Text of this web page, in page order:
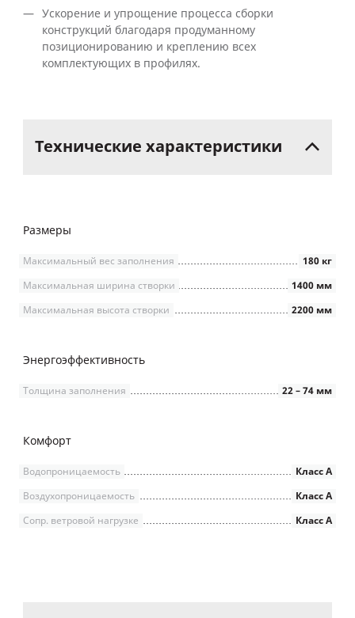
Ускорение и упрощение процесса сборки
конструкций благодаря продуманному
позиционированию и креплению всех
комплектующих в профилях.
Технические характеристики
Размеры
180 кг
Максимальный вес заполнения
1400 мм
Максимальная ширина створки
2200 мм
Максимальная высота створки
Энергоэффективность
22 – 74 мм
Толщина заполнения
Комфорт
Класс А
Водопроницаемость
Класс А
Воздухопроницаемость
Класс А
Сопр. ветровой нагрузке